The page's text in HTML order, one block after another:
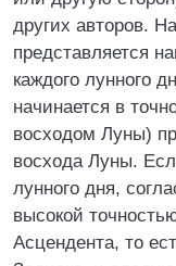
других авторов.
представляется
каждого лунного
начинается в
восходом Луны)
восхода Луны.
лунного дня,
высокой
Асцендента, то